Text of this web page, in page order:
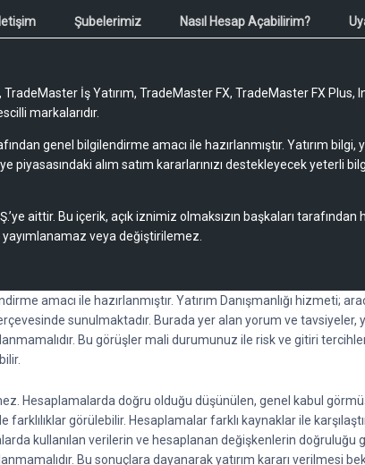
Şubelerimiz Nasıl Hesap Açabilirim?
İş Yatırım, TradeMaster FX, TradeMaster FX Plus,
markalarıdır.
genel bilgilendirme amacı ile hazırlanmıştır. Yatırım bilgi,
piyasasındaki alım satım kararlarınızı destekleyecek yeterli
aittir. Bu içerik, açık iznimiz olmaksızın başkaları tarafından
veya değiştirilemez.
amacı ile hazırlanmıştır. Yatırım Danışmanlığı
sunulmaktadır. Burada yer alan yorum ve
Bu görüşler mali durumunuz ile risk ve gitiri
Hesaplamalarda doğru olduğu düşünülen, genel kabul
görülebilir. Hesaplamalar farklı kaynaklar ile
kullanılan verilerin ve hesaplanan değişkenlerin
Bu sonuçlara dayanarak yatırım kararı